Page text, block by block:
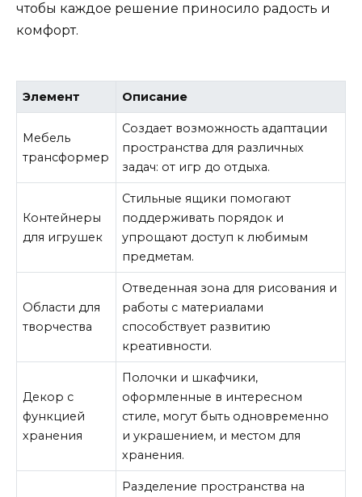
чтобы каждое решение приносило радость и
комфорт.
Элемент Описание
Мебель
трансформер
Создает возможность адаптации
пространства для различных
задач: от игр до отдыха.
Контейнеры
для игрушек
Стильные ящики помогают
поддерживать порядок и
упрощают доступ к любимым
предметам.
Области для
творчества
Отведенная зона для рисования и
работы с материалами
способствует развитию
креативности.
Декор с
функцией
хранения
Полочки и шкафчики,
оформленные в интересном
стиле, могут быть одновременно
и украшением, и местом для
хранения.
Разделение пространства на